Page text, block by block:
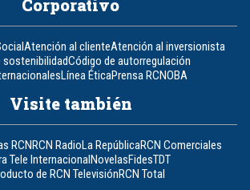
Corporativo
Atención al clienteAtención al inversionista
sostenibilidadCódigo de autorregulación
Línea ÉticaPrensa RCNOBA
Visite también
RCNRCN RadioLa RepúblicaRCN Comerciales
Tele InternacionalNovelasFidesTDT
de RCN TelevisiónRCN Total